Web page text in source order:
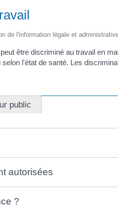
de l'information légale et
être discriminé au travail en
l'état de santé. Les
public
autorisées
?